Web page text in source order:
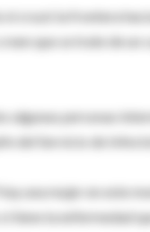
cruzó la frontera
que se trate de un
algunas personas
del Servicio de
una mujer en este
tiene la enfermedad